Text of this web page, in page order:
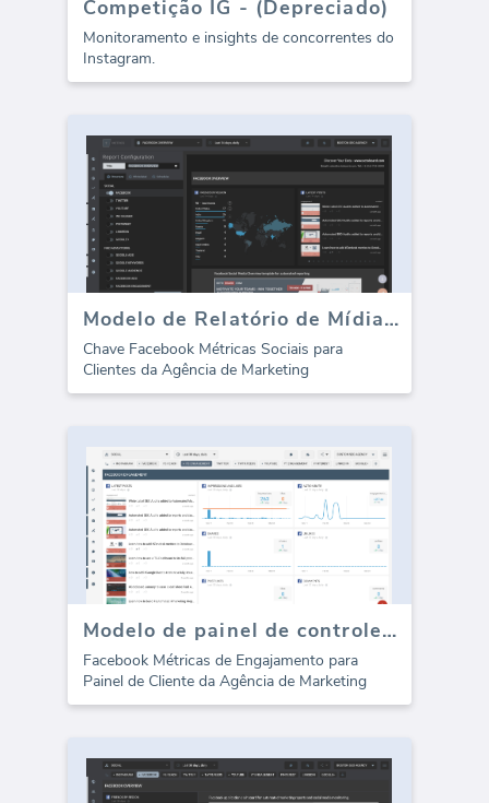
Competição IG - (Depreciado)
Monitoramento e insights de concorrentes do
Instagram.
Modelo de Relatório de Mídias Sociais do Facebook (Relatório)
Chave Facebook Métricas Sociais para
Clientes da Agência de Marketing
Modelo de painel de controle de mídia social do Facebook - Engajamento
Facebook Métricas de Engajamento para
Painel de Cliente da Agência de Marketing